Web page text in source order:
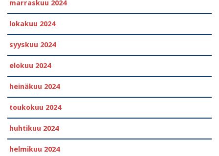
marraskuu 2024
lokakuu 2024
syyskuu 2024
elokuu 2024
heinäkuu 2024
toukokuu 2024
huhtikuu 2024
helmikuu 2024